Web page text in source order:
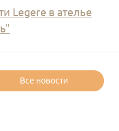
Legere в ателье
Все новости